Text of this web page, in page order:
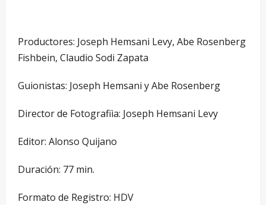
Productores: Joseph Hemsani Levy, Abe Rosenberg
Fishbein, Claudio Sodi Zapata
Guionistas: Joseph Hemsani y Abe Rosenberg
Director de Fotografiìa: Joseph Hemsani Levy
Editor: Alonso Quijano
Duración: 77 min.
Formato de Registro: HDV